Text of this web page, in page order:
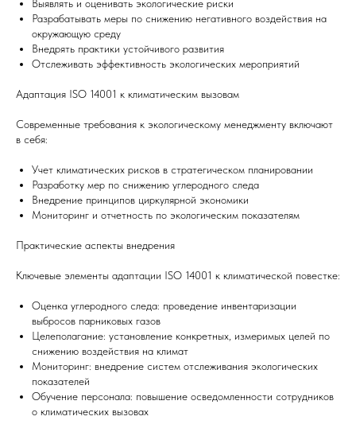
Выявлять и оценивать экологические риски
Разрабатывать меры по снижению негативного воздействия на
окружающую среду
Внедрять практики устойчивого развития
Отслеживать эффективность экологических мероприятий
Адаптация ISO 14001 к климатическим вызовам
Современные требования к экологическому менеджменту включают
в себя:
Учет климатических рисков в стратегическом планировании
Разработку мер по снижению углеродного следа
Внедрение принципов циркулярной экономики
Мониторинг и отчетность по экологическим показателям
Практические аспекты внедрения
Ключевые элементы адаптации ISO 14001 к климатической повестке:
Оценка углеродного следа: проведение инвентаризации
выбросов парниковых газов
Целеполагание: установление конкретных, измеримых целей по
снижению воздействия на климат
Мониторинг: внедрение систем отслеживания экологических
показателей
Обучение персонала: повышение осведомленности сотрудников
о климатических вызовах